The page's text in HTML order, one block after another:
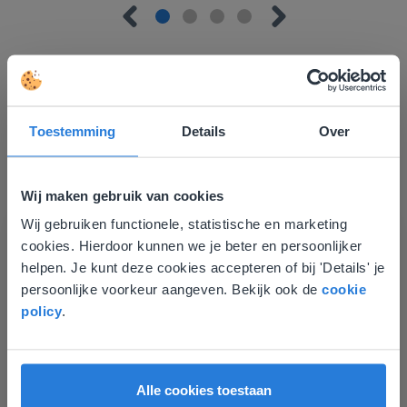
Toestemming Details Over
Wij maken gebruik van cookies
Wij gebruiken functionele, statistische en marketing
cookies. Hierdoor kunnen we je beter en persoonlijker
helpen. Je kunt deze cookies accepteren of bij 'Details' je
persoonlijke voorkeur aangeven. Bekijk ook de cookie
policy.
Alle cookies toestaan
Ontdek meer!
Les
Les 11
Deze website komt niet
overeen met je locatie
Gezien je locatie, denken we dat je misschien
liever naar de website voor English gaat. Hier
English
Nederland